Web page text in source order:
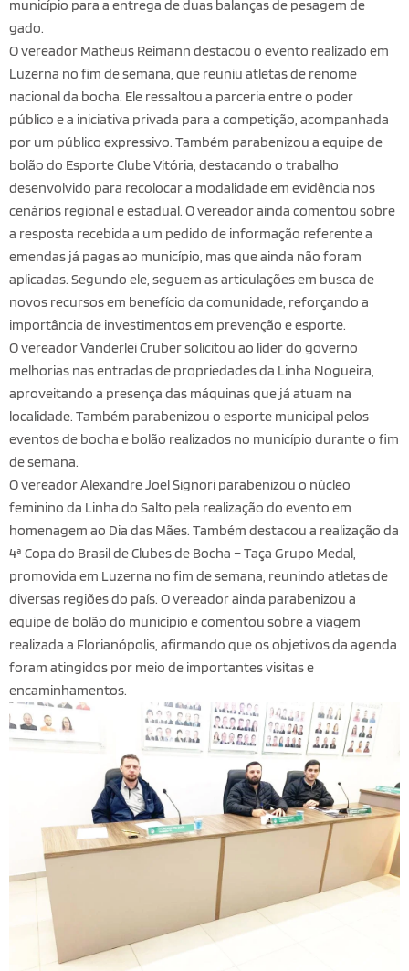
município para a entrega de duas balanças de pesagem de
gado.
O vereador Matheus Reimann destacou o evento realizado em
Luzerna no fim de semana, que reuniu atletas de renome
nacional da bocha. Ele ressaltou a parceria entre o poder
público e a iniciativa privada para a competição, acompanhada
por um público expressivo. Também parabenizou a equipe de
bolão do Esporte Clube Vitória, destacando o trabalho
desenvolvido para recolocar a modalidade em evidência nos
cenários regional e estadual. O vereador ainda comentou sobre
a resposta recebida a um pedido de informação referente a
emendas já pagas ao município, mas que ainda não foram
aplicadas. Segundo ele, seguem as articulações em busca de
novos recursos em benefício da comunidade, reforçando a
importância de investimentos em prevenção e esporte.
O vereador Vanderlei Cruber solicitou ao líder do governo
melhorias nas entradas de propriedades da Linha Nogueira,
aproveitando a presença das máquinas que já atuam na
localidade. Também parabenizou o esporte municipal pelos
eventos de bocha e bolão realizados no município durante o fim
de semana.
O vereador Alexandre Joel Signori parabenizou o núcleo
feminino da Linha do Salto pela realização do evento em
homenagem ao Dia das Mães. Também destacou a realização da
4ª Copa do Brasil de Clubes de Bocha – Taça Grupo Medal,
promovida em Luzerna no fim de semana, reunindo atletas de
diversas regiões do país. O vereador ainda parabenizou a
equipe de bolão do município e comentou sobre a viagem
realizada a Florianópolis, afirmando que os objetivos da agenda
foram atingidos por meio de importantes visitas e
encaminhamentos.